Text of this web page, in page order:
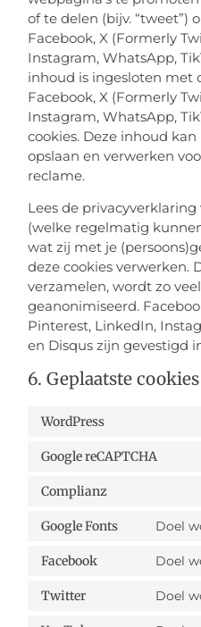
of te delen (bijv. “tweet”)
Facebook, X (Formerly
Instagram, WhatsApp,
inhoud is ingesloten met
Facebook, X (Formerly
Instagram, WhatsApp,
cookies. Deze inhoud
opslaan en verwerken
reclame.
Lees de
(welke regelmatig
wat zij met je
deze cookies verwerken.
verzamelen, wordt zo
geanonimiseerd.
Pinterest, LinkedIn,
en Disqus zijn gevestigd
6. Geplaatste cookies
WordPress
Google reCAPTCHA
Complianz
Google Fonts Doel
Facebook Doel
Twitter Doel